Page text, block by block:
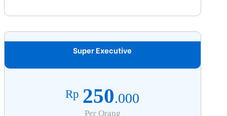
Super Executive
Rp 250.000
Per Orang